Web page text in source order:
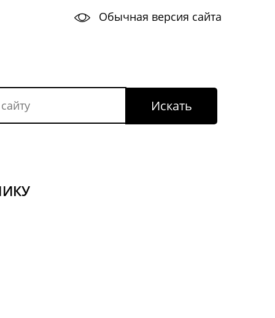
Обычная версия сайта